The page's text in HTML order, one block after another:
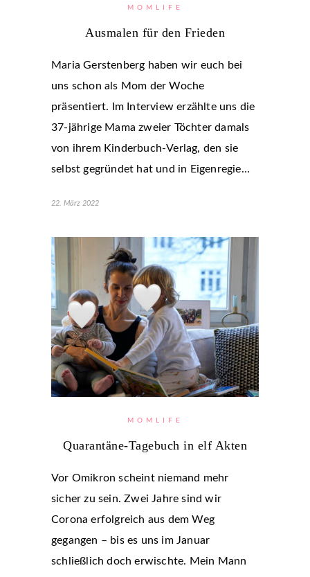
MOMLIFE
Ausmalen für den Frieden
Maria Gerstenberg haben wir euch bei
uns schon als Mom der Woche
präsentiert. Im Interview erzählte uns die
37-jährige Mama zweier Töchter damals
von ihrem Kinderbuch-Verlag, den sie
selbst gegründet hat und in Eigenregie…
22. März 2022
MOMLIFE
Quarantäne-Tagebuch in elf Akten
Vor Omikron scheint niemand mehr
sicher zu sein. Zwei Jahre sind wir
Corona erfolgreich aus dem Weg
gegangen – bis es uns im Januar
schließlich doch erwischte. Mein Mann